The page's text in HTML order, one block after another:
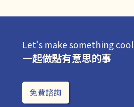
Let's make something cool
一起做點有意思的事
免費諮詢